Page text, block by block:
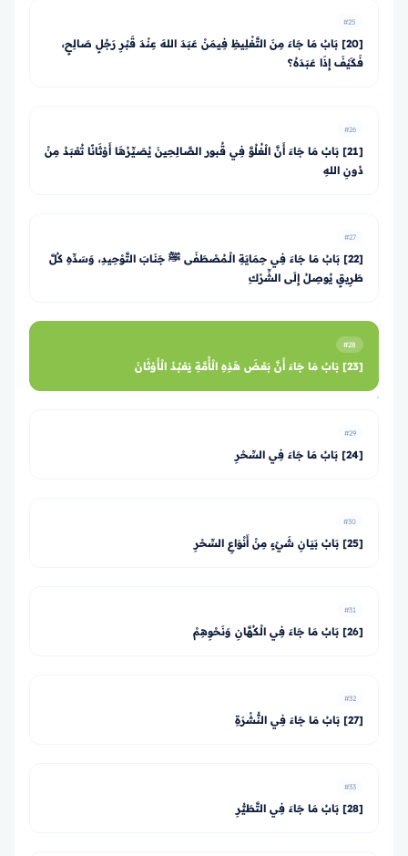
#25
[20] بَابُ مَا جَاءَ مِنَ التَّغْلِيظِ فِيمَنْ عَبَدَ اللهَ عِنْدَ قَبْرِ رَجُلٍ صَالِحٍ،
فَكَيْفَ إِذَا عَبَدَهُ؟
#26
[21] بَابُ مَا جَاءَ أَنَّ الْغُلُوَّ فِي قُبور الصَّالِحِينَ يُصَيِّرُهَا أَوْثَانًا تُعْبَدُ مِنْ
دُونِ اللهِ
#27
[22] بَابُ مَا جَاءَ فِي حِمَايَةِ الْـمُصْطَفَى ﷺ جَنَابَ التَّوْحِيدِ، وَسَدِّهِ كُلَّ
طَرِيقٍ يُوصِلُ إِلَى الشِّرْكِ
#28
[23] بَابُ مَا جَاءَ أَنَّ بَعْضَ هَذِهِ الْأُمَّةِ يَعْبُدُ الْأَوْثَانَ
#29
[24] بَابُ مَا جَاءَ فِي السِّحْرِ
#30
[25] بَابُ بَيَانِ شَيْءٍ مِنْ أَنْوَاعِ السِّحْرِ
#31
[26] بَابُ مَا جَاءَ فِي الْكُهَّانِ وَنَحْوِهِمْ
#32
[27] بَابُ مَا جَاءَ فِي النُّشْرَةِ
#33
[28] بَابُ مَا جَاءَ فِي التَّطَيُّرِ